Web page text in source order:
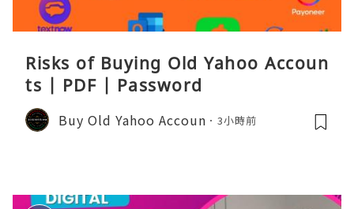
Risks of Buying Old Yahoo Accoun
ts | PDF | Password
Buy Old Yahoo Accoun 3小時前